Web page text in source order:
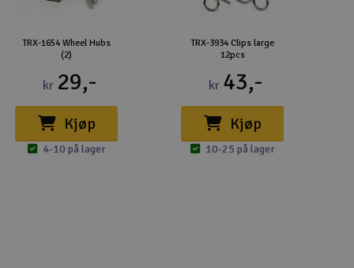
TRX-1654 Wheel Hubs
(2)
kr 29,-
Kjøp
4-10 på lager
TRX-3934 Clips large
12pcs
kr 43,-
Kjøp
10-25 på lager